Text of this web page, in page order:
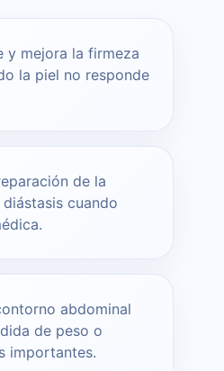
y mejora la firmeza
la piel no responde
de la
cuando
abdominal
de peso o
importantes.